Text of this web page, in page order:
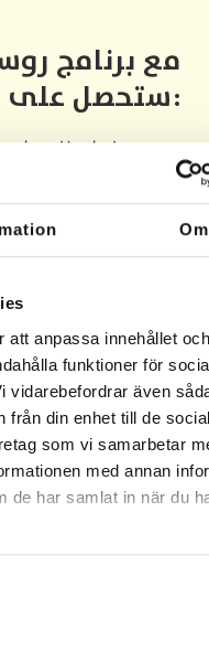
Om
att anpassa innehållet och
funktioner för
vidarebefordrar även
från din enhet till de
som vi samarbetar
med annan
de har samlat in när du
مع برنامج
ستحصل على:
مستشار†وظائف†شخصي†يدعم†تقدمك•
•
مساعدة†في†التواصل†مع†أصحاب†العمل•
•
تعلم†كيفية†عمل†سوق†العمل•
•